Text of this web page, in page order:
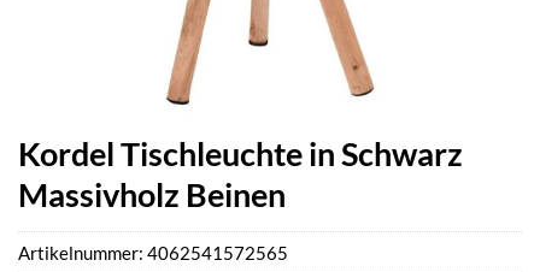
Kordel Tischleuchte in Schwarz
Massivholz Beinen
Artikelnummer: 4062541572565